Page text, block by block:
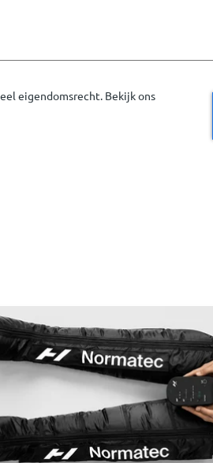
eigendomsrecht. Bekijk ons